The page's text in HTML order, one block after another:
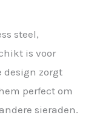
steel,
is voor
design zorgt
perfect om
sieraden.